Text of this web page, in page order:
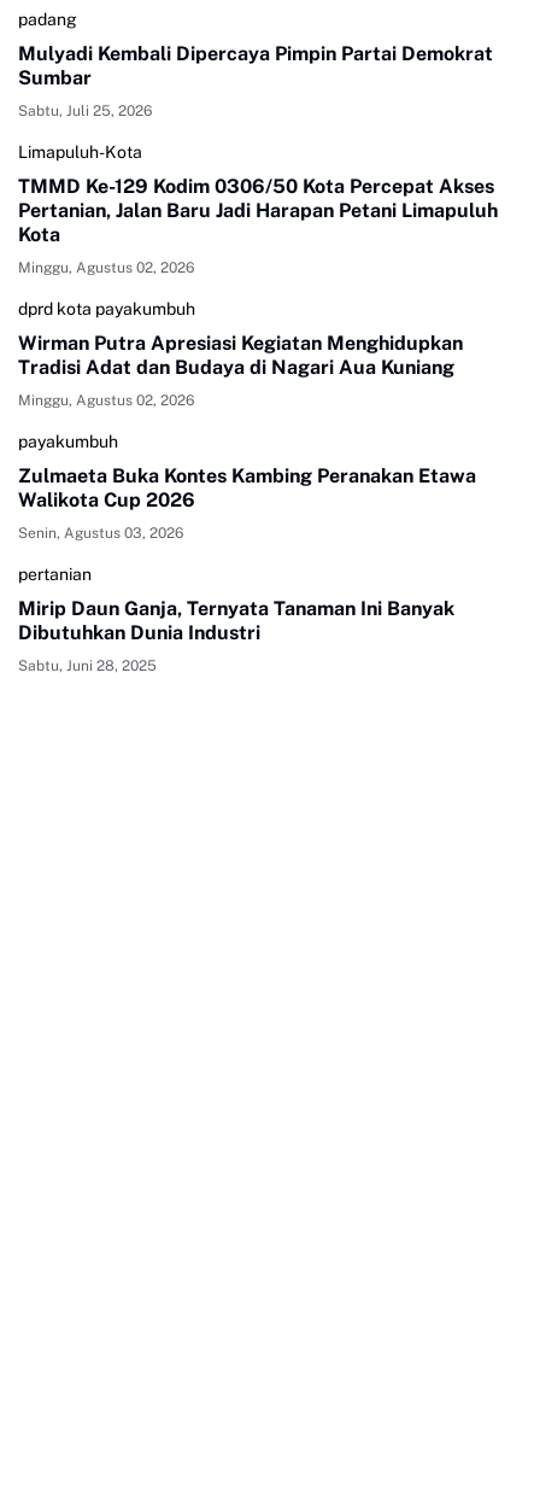
padang
Mulyadi Kembali Dipercaya Pimpin Partai Demokrat
Sumbar
Sabtu, Juli 25, 2026
Limapuluh-Kota
TMMD Ke-129 Kodim 0306/50 Kota Percepat Akses
Pertanian, Jalan Baru Jadi Harapan Petani Limapuluh
Kota
Minggu, Agustus 02, 2026
dprd kota payakumbuh
Wirman Putra Apresiasi Kegiatan Menghidupkan
Tradisi Adat dan Budaya di Nagari Aua Kuniang
Minggu, Agustus 02, 2026
payakumbuh
Zulmaeta Buka Kontes Kambing Peranakan Etawa
Walikota Cup 2026
Senin, Agustus 03, 2026
pertanian
Mirip Daun Ganja, Ternyata Tanaman Ini Banyak
Dibutuhkan Dunia Industri
Sabtu, Juni 28, 2025